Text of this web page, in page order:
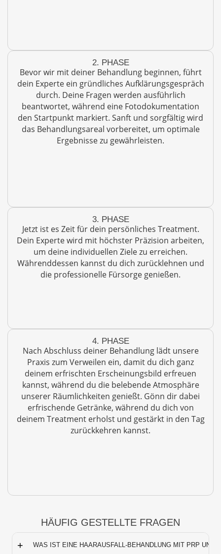
2. PHASE
Bevor wir mit deiner Behandlung beginnen, führt
dein Experte ein gründliches Aufklärungsgespräch
durch. Deine Fragen werden ausführlich
beantwortet, während eine Fotodokumentation
den Startpunkt markiert. Sanft und sorgfältig wird
das Behandlungsareal vorbereitet, um optimale
Ergebnisse zu gewährleisten.
3. PHASE
Jetzt ist es Zeit für dein persönliches Treatment.
Dein Experte wird mit höchster Präzision arbeiten,
um deine individuellen Ziele zu erreichen.
Währenddessen kannst du dich zurücklehnen und
die professionelle Fürsorge genießen.
4. PHASE
Nach Abschluss deiner Behandlung lädt unsere
Praxis zum Verweilen ein, damit du dich ganz
deinem erfrischten Erscheinungsbild erfreuen
kannst, während du die belebende Atmosphäre
unserer Räumlichkeiten genießt. Gönn dir dabei
erfrischende Getränke, während du dich von
deinem Treatment erholst und gestärkt in den Tag
zurückkehren kannst.
HÄUFIG GESTELLTE FRAGEN
+ WAS IST EINE HAARAUSFALL-BEHANDLUNG MIT PRP UND